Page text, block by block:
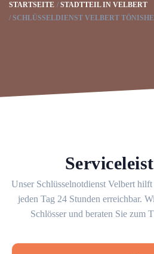
STARTSEITE
STADTTEIL IN VELBERT
SCHLÜSSELDIENST VELBERT
Unser Schlüsselnotdienst Velbert
jeden Tag 24 Stunden erreichbar.
Schlösser und beraten Sie zum